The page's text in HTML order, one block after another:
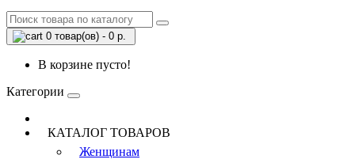
0 товар(ов) - 0 р.
В корзине пусто!
Категории
КАТАЛОГ ТОВАРОВ
Женщинам